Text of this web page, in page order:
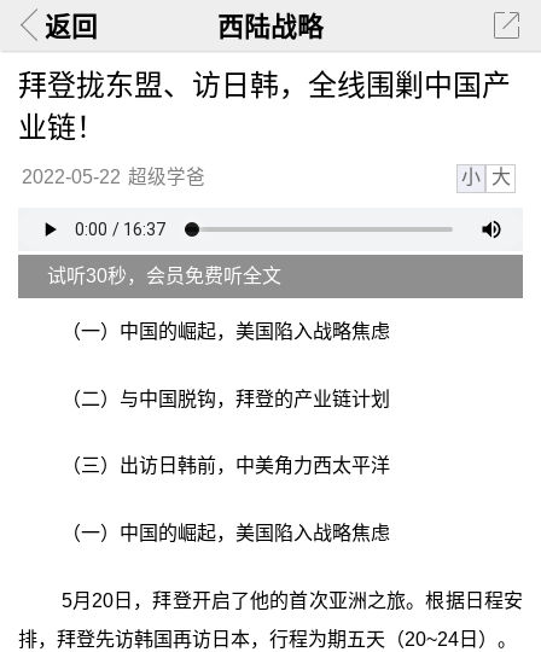
返回 西陆战略
拜登拢东盟、访日韩，全线围剿中国产
业链！
2022-05-22 超级学爸 小 大
试听30秒，会员免费听全文
（一）中国的崛起，美国陷入战略焦虑
（二）与中国脱钩，拜登的产业链计划
（三）出访日韩前，中美角力西太平洋
（一）中国的崛起，美国陷入战略焦虑
5月20日，拜登开启了他的首次亚洲之旅。根据日程安
排，拜登先访韩国再访日本，行程为期五天（20~24日）。